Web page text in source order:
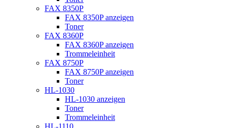
FAX 8350P
FAX 8350P anzeigen
Toner
FAX 8360P
FAX 8360P anzeigen
Trommeleinheit
FAX 8750P
FAX 8750P anzeigen
Toner
HL-1030
HL-1030 anzeigen
Toner
Trommeleinheit
HL-1110